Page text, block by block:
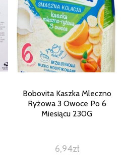
Bobovita Kaszka Mleczno
Ryżowa 3 Owoce Po 6
Miesiącu 230G
6,94zł